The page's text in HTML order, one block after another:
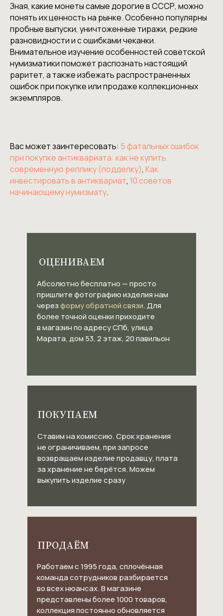
Зная, какие монеты самые дорогие в СССР, можно
понять их ценность на рынке. Особенно популярны
пробные выпуски, уничтоженные тиражи, редкие
разновидности и с ошибками чеканки.
Внимательное изучение особенностей советской
нумизматики поможет распознать настоящий
раритет, а также избежать распространенных
ошибок при покупке или продаже коллекционных
экземпляров.
Вас может заинтересовать: 5 фатальных ошибок
при покупке антиквариата: как не купить
современную реплику (подделку), Как
инвестировать в антиквариат, 10 советов
начинающему нумизмату.
ОЦЕНИВАЕМ
Абсолютно бесплатно — просто
пришлите фотографию изделия нам
черезформу обратной связи. Для
более точной оценки приходите
в магазин по адресу СПб, улица
Марата, дом 53, 2 этаж, 20 павильон
ПОКУПАЕМ
Ставим на комиссию. Срок хранения
не ограничиваем, при запросе
возвращаем изделие продавцу, плата
за хранение не берётся. Можем
выкупить изделие сразу
ПРОДАЁМ
Работаем с 1995 года, сплочённая
команда сотрудников разбирается
во всех нюансах. В магазине
представлены более 1000 товаров,
коллекция постоянно обновляется